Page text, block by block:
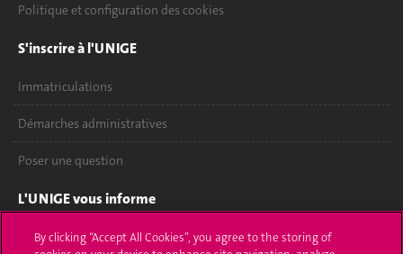
Politique et configuration des cookies
S'inscrire à l'UNIGE
Immatriculations
Démarches administratives
Poser une question
L'UNIGE vous informe
UNIGE Mobile
By clicking “Accept All Cookies”, you agree to the storing of